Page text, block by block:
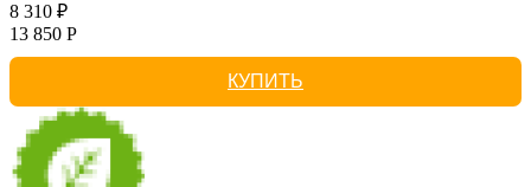
8 310 ₽
13 850 Р
КУПИТЬ